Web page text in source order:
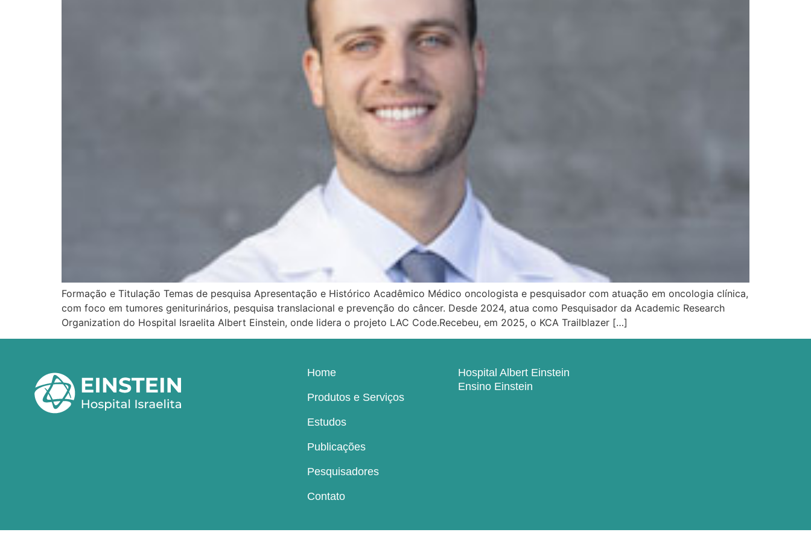
Formação e Titulação Temas de pesquisa Apresentação e Histórico Acadêmico Médico oncologista e pesquisador com atuação em oncologia clínica,
com foco em tumores geniturinários, pesquisa translacional e prevenção do câncer. Desde 2024, atua como Pesquisador da Academic Research
Organization do Hospital Israelita Albert Einstein, onde lidera o projeto LAC Code.Recebeu, em 2025, o KCA Trailblazer […]
Home
Produtos e Serviços
Estudos
Publicações
Pesquisadores
Contato
Hospital Albert Einstein
Ensino Einstein